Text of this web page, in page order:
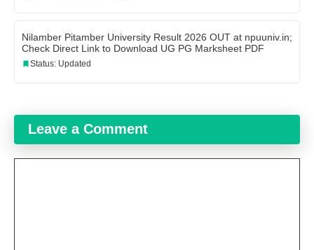
Nilamber Pitamber University Result 2026 OUT at npuuniv.in;
Check Direct Link to Download UG PG Marksheet PDF
Status: Updated
Leave a Comment